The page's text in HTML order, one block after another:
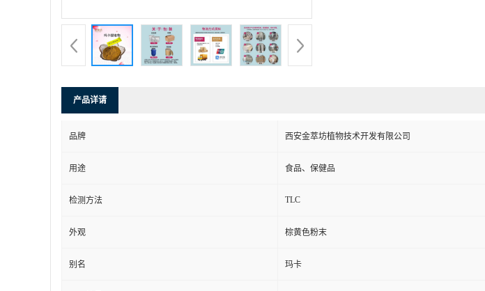
产品详请
品牌 西安金萃坊植物技术开发有限公司
用途 食品、保健品
检测方法 TLC
外观 棕黄色粉末
别名 玛卡